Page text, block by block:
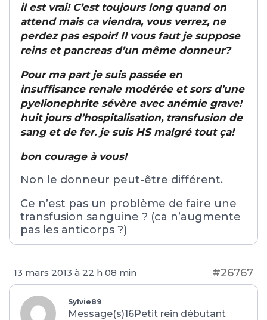
il est vrai! C’est toujours long quand on
attend mais ca viendra, vous verrez, ne
perdez pas espoir! Il vous faut je suppose
reins et pancreas d’un même donneur?
Pour ma part je suis passée en
insuffisance renale modérée et sors d’une
pyelionephrite sévère avec anémie grave!
huit jours d’hospitalisation, transfusion de
sang et de fer. je suis HS malgré tout ça!
bon courage à vous!
Non le donneur peut-être différent.
Ce n’est pas un problème de faire une
transfusion sanguine ? (ca n’augmente
pas les anticorps ?)
13 mars 2013 à 22 h 08 min #26767
Sylvie89
Message(s)16Petit rein débutant